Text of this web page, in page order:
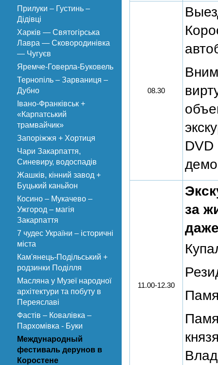
Прилуки – Густинь –
Дідівці
Харків — Святогірська
Лавра — Сковородинівка
— Чугуєв
Яремче-Говерла-Буковель
Тернопіль – Зарваниця –
Дубно
Івано-Франківськ +
«Карпатський
трамвайчик»
Запоріжжя + Хортиця
Чари Закарпаття,
Синевиру, водоспадів
Жашків, кінний завод +
Буцький каньйон
Косино – Мукачево –
Ужгород – магія
Закарпаття
7 чудес України – історичні
міста
Кам'янець-Подільський +
родзинки Поділля
Масляна у Музеї народної
архітектури та побуту в
Переяславі
Фастів – Ковалівка –
Пархомівка - Буки
Международный
фестиваль дерунов в
Коростене
08.30
DVD
11.00-12.30
за